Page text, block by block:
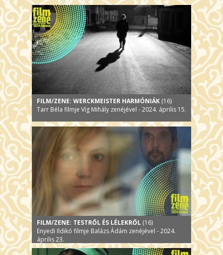
FILM/ZENE: WERCKMEISTER HARMÓNIÁK (16)
Tarr Béla filmje Víg Mihály zenéjével - 2024. április 15.
FILM/ZENE: TESTRŐL ÉS LÉLEKRŐL (16)
Enyedi Ildikó filmje Balázs Ádám zenéjével - 2024.
április 23.